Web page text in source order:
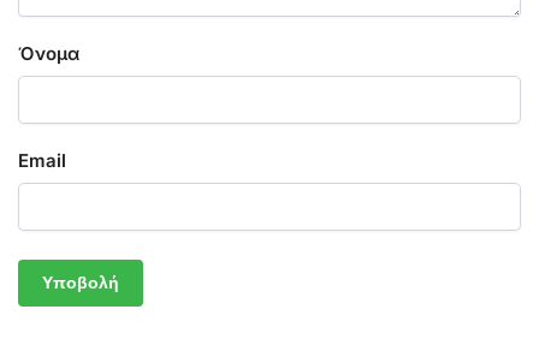
Όνομα
Email